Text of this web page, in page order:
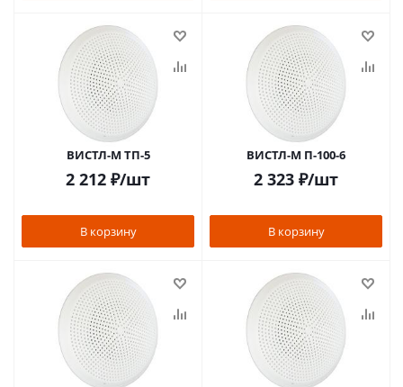
ВИСТЛ-М ТП-5
2 212 ₽/шт
В корзину
ВИСТЛ-М П-100-6
2 323 ₽/шт
В корзину